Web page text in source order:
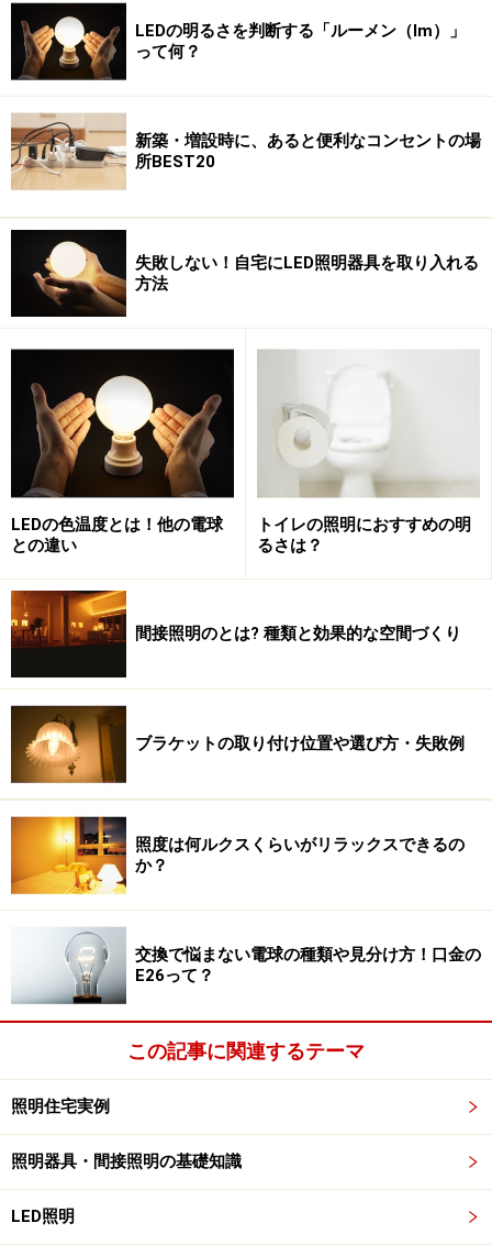
寝室では、「掃除をしたり片付け物をするときにはよく
ても、就寝前には明る過ぎてゆったりできない」とか、
洗面室では「白っぽい光だと肌がきれいに見えない」、
トイレでは「消し忘れが気になる」といった問題が挙が
ってきます。
浴室でも、「ときにはゆっくりとくつろげる明るさに変
えられるといいのだけれど」というような悩みもあるよ
うです。また、その逆で、「オレンジ色の光だと、年齢
を重ねるにつれてどうも暗く感じる」「天気の悪い昼間
部屋ごとに悩みの内容は少しずつ違いますが、これらの
声を聞いて、「わが家でも同じ」とか、「私も似たよう
なことを感じていた」という方も多いのではないでしょ
うか。
同じ部屋でも家事や子育てなど、用途で変
わる「あかり」
これらのあかりについての悩みや不満は、なぜ生じるの
原因は、部屋とか空間という単純なくくりだけで、あか
活行為は様々です。当然、適切なあかりも用途によって
違ってくるのですが、リビングとか寝室といった空間だ
LEDの明るさを判断する「ルーメン（lm）」
って何？
新築・増設時に、あると便利なコンセントの場
所BEST20
失敗しない！自宅にLED照明器具を取り入れる
方法
LEDの色温度とは！他の電球
との違い
トイレの照明におすすめの明
るさは？
間接照明のとは? 種類と効果的な空間づくり
ブラケットの取り付け位置や選び方・失敗例
照度は何ルクスくらいがリラックスできるの
か？
交換で悩まない電球の種類や見分け方！口金の
E26って？
この記事に関連するテーマ
照明住宅実例
照明器具・間接照明の基礎知識
LED照明